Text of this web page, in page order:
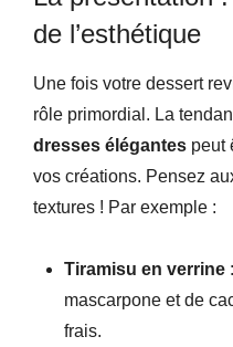
de l’esthétique
Une fois votre dessert
rôle primordial. La
dresses élégantes peut
vos créations. Pensez
textures ! Par exemple :
Tiramisu en verrine
mascarpone et de
frais.